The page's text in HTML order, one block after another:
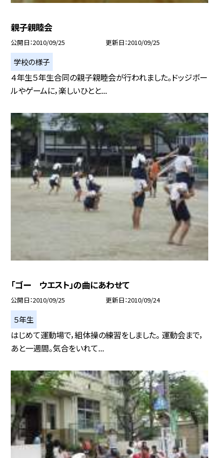
親子親睦会
公開日 2010/09/25 更新日 2010/09/25
学校の様子
４年生５年生合同の親子親睦会が行われました。ドッジボー
ルやゲームに，楽しいひとと...
「ゴー ウエスト」の曲にあわせて
公開日 2010/09/25 更新日 2010/09/24
５年生
はじめて運動場で，組体操の練習をしました。 運動会まで，
あと一週間。気合をいれて...